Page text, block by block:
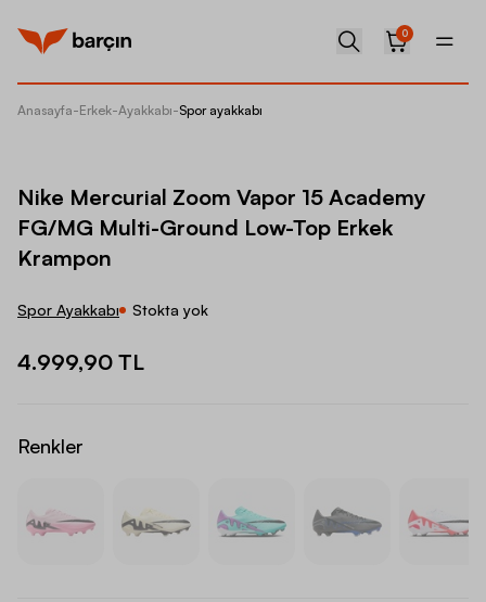
0
Anasayfa-Erkek-Ayakkabı-Spor ayakkabı
Nike Mercurial Zoom Vapor 15 Academy
FG/MG Multi-Ground Low-Top Erkek
Krampon
Spor Ayakkabı Stokta yok
4.999,90 TL
Renkler